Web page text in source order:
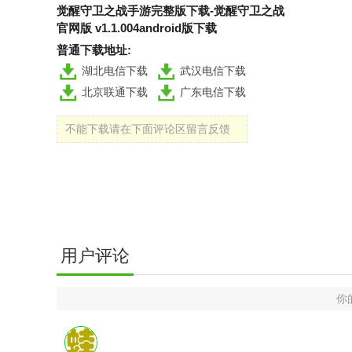
觉醒守卫之战手游完整版下载-觉醒守卫之战
官网版 v1.1.004android版下载
普通下载地址:
湖北电信下载
武汉电信下载
北京联通下载
广东电信下载
不能下载请在下面评论区留言反馈
用户评论
你